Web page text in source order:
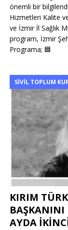
önemli bir
Hizmetleri Kalite
ve İzmir İl Sağlık
program, İzmir
Programa; 🟦
SIVIL TOPLUM
KIRIM
BAŞKANINI
AYDA